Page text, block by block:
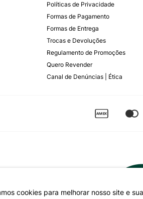
cookies para melhorar nosso site e
Políticas de Privacidade
Formas de Pagamento
Formas de Entrega
Trocas e Devoluções
Regulamento de Promoções
Quero Revender
Canal de Denúncias | Ética